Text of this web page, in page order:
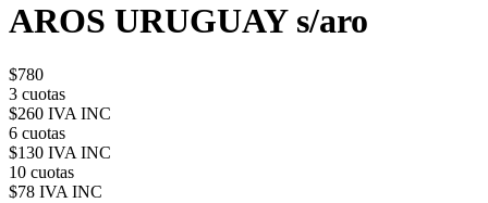
AROS URUGUAY s/aro
$780
3 cuotas
$260 IVA INC
6 cuotas
$130 IVA INC
10 cuotas
$78 IVA INC